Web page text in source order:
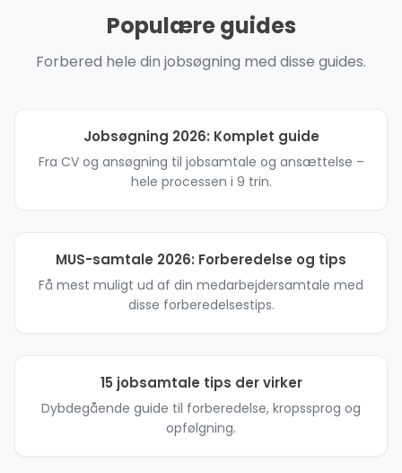
Populære guides
Forbered hele din jobsøgning med disse guides.
Jobsøgning 2026: Komplet guide
Fra CV og ansøgning til jobsamtale og ansættelse –
hele processen i 9 trin.
MUS-samtale 2026: Forberedelse og tips
Få mest muligt ud af din medarbejdersamtale med
disse forberedelsestips.
15 jobsamtale tips der virker
Dybdegående guide til forberedelse, kropssprog og
opfølgning.